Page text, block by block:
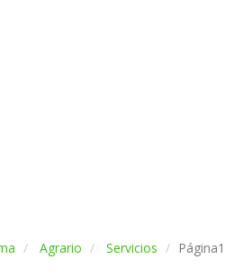
Agrario Servicios Página1